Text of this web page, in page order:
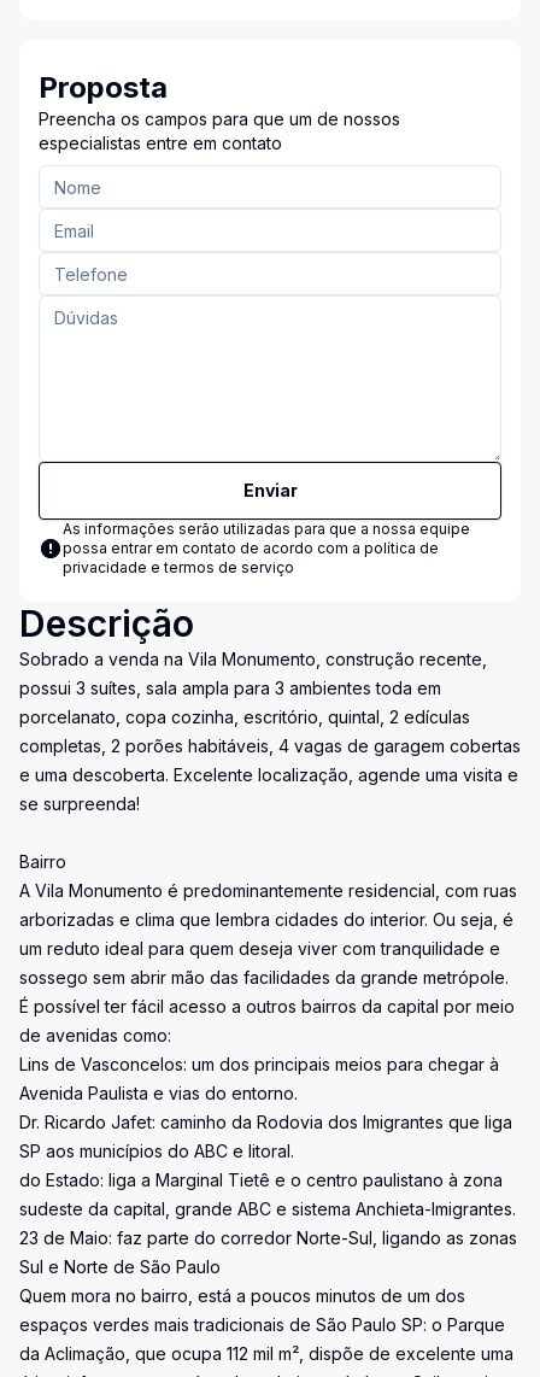
Proposta
Preencha os campos para que um de nossos
especialistas entre em contato
Enviar
As informações serão utilizadas para que a nossa equipe
possa entrar em contato de acordo com a política de
privacidade e termos de serviço
Descrição
Sobrado a venda na Vila Monumento, construção recente,
possui 3 suítes, sala ampla para 3 ambientes toda em
porcelanato, copa cozinha, escritório, quintal, 2 edículas
completas, 2 porões habitáveis, 4 vagas de garagem cobertas
e uma descoberta. Excelente localização, agende uma visita e
se surpreenda!
Bairro
A Vila Monumento é predominantemente residencial, com ruas
arborizadas e clima que lembra cidades do interior. Ou seja, é
um reduto ideal para quem deseja viver com tranquilidade e
sossego sem abrir mão das facilidades da grande metrópole.
É possível ter fácil acesso a outros bairros da capital por meio
de avenidas como:
Lins de Vasconcelos: um dos principais meios para chegar à
Avenida Paulista e vias do entorno.
Dr. Ricardo Jafet: caminho da Rodovia dos Imigrantes que liga
SP aos municípios do ABC e litoral.
do Estado: liga a Marginal Tietê e o centro paulistano à zona
sudeste da capital, grande ABC e sistema Anchieta-Imigrantes.
23 de Maio: faz parte do corredor Norte-Sul, ligando as zonas
Sul e Norte de São Paulo
Quem mora no bairro, está a poucos minutos de um dos
espaços verdes mais tradicionais de São Paulo SP: o Parque
da Aclimação, que ocupa 112 mil m², dispõe de excelente uma